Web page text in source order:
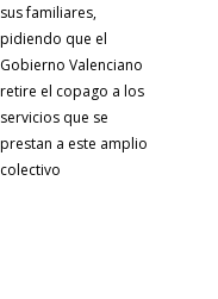
sus familiares,
pidiendo que el
Gobierno Valenciano
retire el copago a los
servicios que se
prestan a este amplio
colectivo